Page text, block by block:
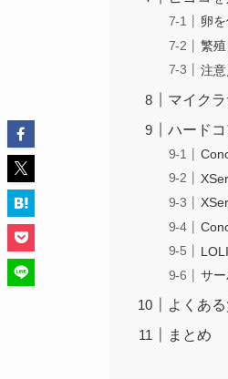
卵
繁
注
マイク
ハード
サ
よくあ
まとめ